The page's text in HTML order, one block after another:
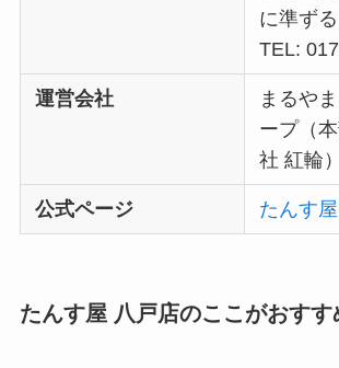
に準ずる
TEL:
運営会社
まるや
ープ（
社 紅輪）
公式ページ たんす
たんす屋 八戸店のここがおすす